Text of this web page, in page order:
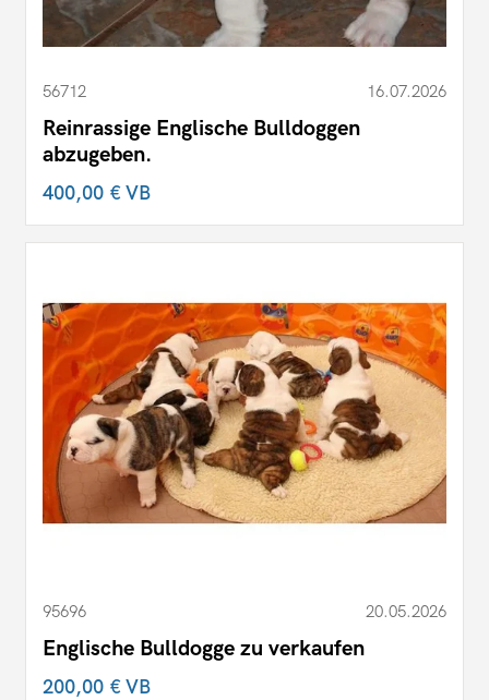
56712 16.07.2026
Reinrassige Englische Bulldoggen
abzugeben.
400,00 €VB
95696 20.05.2026
Englische Bulldogge zu verkaufen
200,00 €VB